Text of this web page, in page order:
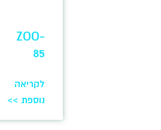
ZOO-
85
לקריאה
נוספת >>